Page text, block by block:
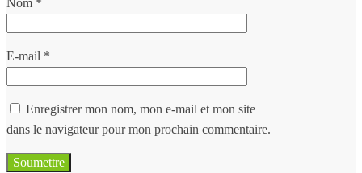
E-mail *
Enregistrer mon nom, mon e-mail et mon site
dans le navigateur pour mon prochain commentaire.